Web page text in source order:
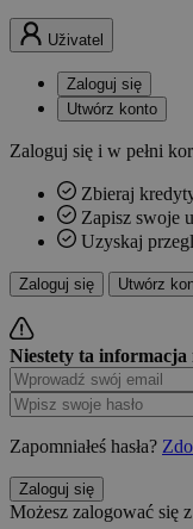
Uživatel
Zaloguj się
Utwórz konto
Zaloguj się i w pełni
Zbieraj
Zapisz swoje
Uzyskaj
Zaloguj się Utwórz
Niestety ta
Zapomniałeś hasła?
Zaloguj się
Możesz zalogować się